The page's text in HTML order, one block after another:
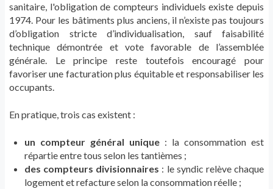
sanitaire, l'obligation de compteurs individuels existe depuis
1974. Pour les bâtiments plus anciens, il n’existe pas toujours
d’obligation stricte d’individualisation, sauf faisabilité
technique démontrée et vote favorable de l’assemblée
générale. Le principe reste toutefois encouragé pour
favoriser une facturation plus équitable et responsabiliser les
occupants.
En pratique, trois cas existent :
un compteur général unique : la consommation est
répartie entre tous selon les tantièmes ;
des compteurs divisionnaires : le syndic relève chaque
logement et refacture selon la consommation réelle ;